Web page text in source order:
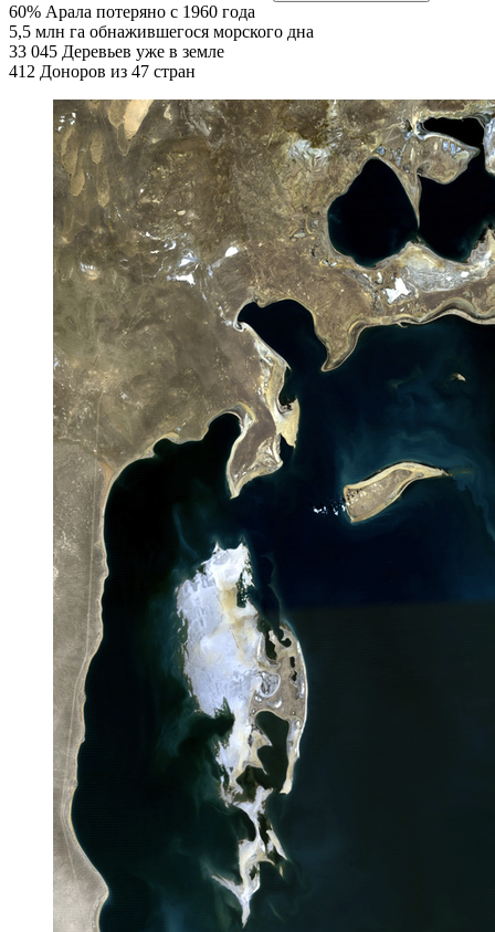
60% Арала потеряно с 1960 года
5,5 млн га обнажившегося морского дна
33 045 Деревьев уже в земле
412 Доноров из 47 стран